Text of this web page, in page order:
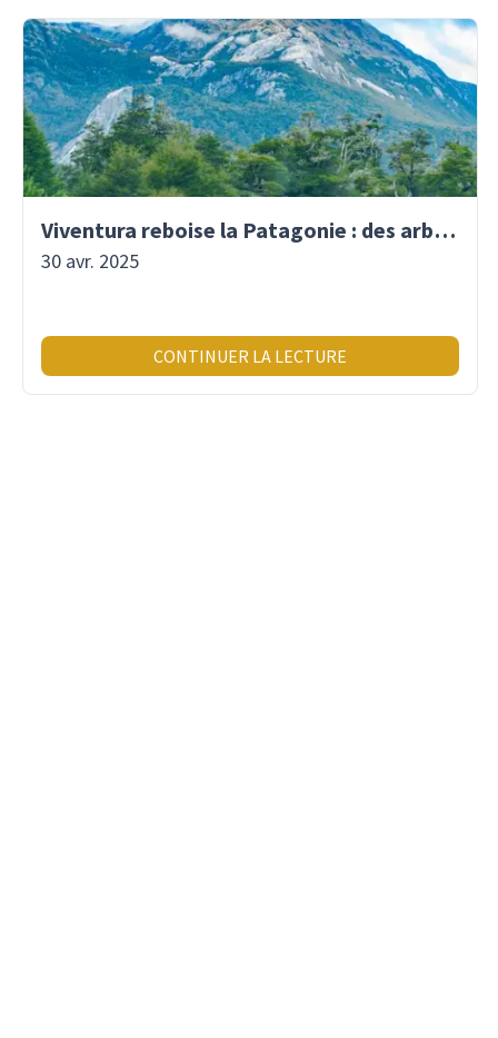
Viventura reboise la Patagonie : des arbres plantés pour demain !
30 avr. 2025
CONTINUER LA LECTURE